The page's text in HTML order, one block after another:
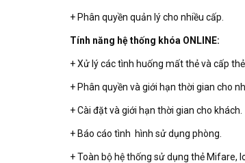
+ Phân quyền quản lý cho nhiều cấp.
Tính năng hệ thống khóa ONLINE:
+ Xử lý các tình huống mất thẻ và cấp thẻ
+ Phân quyền và giới hạn thời gian cho
+ Cài đặt và giới hạn thời gian cho khách.
+ Báo cáo tình hình sử dụng phòng.
+ Toàn bộ hệ thống sử dụng thẻ Mifare,